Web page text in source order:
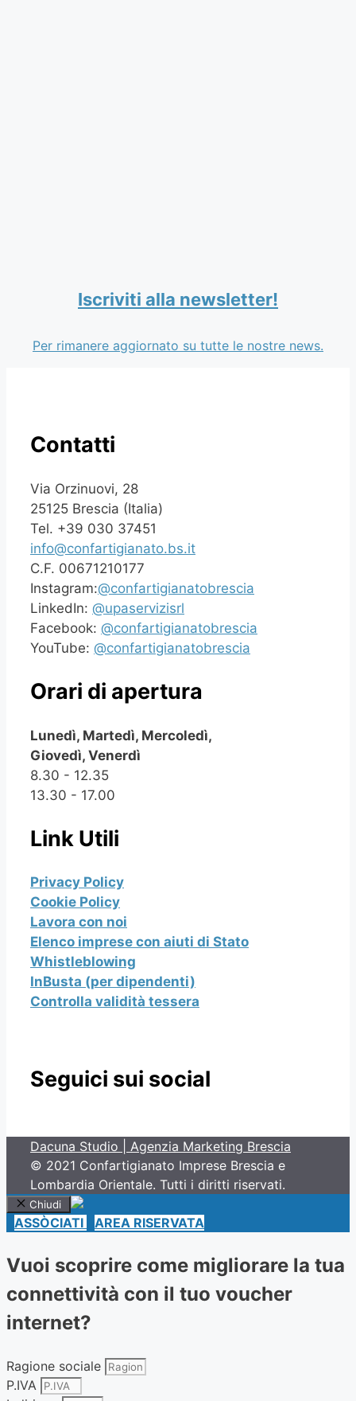
Iscriviti alla newsletter!
Per rimanere aggiornato su tutte le nostre news.
Contatti
Via Orzinuovi, 28
25125 Brescia (Italia)
Tel. +39 030 37451
info@confartigianato.bs.it
C.F. 00671210177
Instagram:@confartigianatobrescia
LinkedIn: @upaservizisrl
Facebook: @confartigianatobrescia
YouTube: @confartigianatobrescia
Orari di apertura
Lunedì, Martedì, Mercoledì,
Giovedì, Venerdì
8.30 - 12.35
13.30 - 17.00
Link Utili
Privacy Policy
Cookie Policy
Lavora con noi
Elenco imprese con aiuti di Stato
Whistleblowing
InBusta (per dipendenti)
Controlla validità tessera
Seguici sui social
Dacuna Studio | Agenzia Marketing Brescia
© 2021 Confartigianato Imprese Brescia e
Lombardia Orientale. Tutti i diritti riservati.
Chiudi
ASSÒCIATI AREA RISERVATA
Vuoi scoprire come migliorare la tua
connettività con il tuo voucher
internet?
Ragione sociale
P.IVA